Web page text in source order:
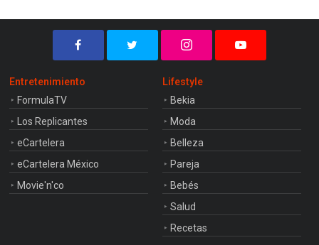
Entretenimiento
FormulaTV
Los Replicantes
eCartelera
eCartelera México
Movie'n'co
Lifestyle
Bekia
Moda
Belleza
Pareja
Bebés
Salud
Recetas